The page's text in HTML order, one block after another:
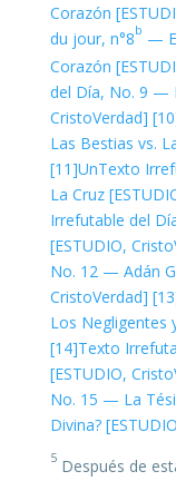
Corazón
du jour, n°8b —
Corazón
del Día, No. 9 —
CristoVerdad]
Las Bestias vs.
[11]UnTexto
La Cruz
Irrefutable del
[ESTUDIO,
No. 12 — Adán
CristoVerdad]
Los Negligentes
[14]Texto
[ESTUDIO,
No. 15 — La
Divina?
5Después de